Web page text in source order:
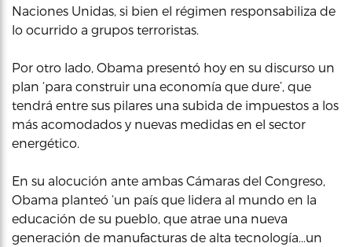
Naciones Unidas, si bien el régimen responsabiliza de
lo ocurrido a grupos terroristas.
Por otro lado, Obama presentó hoy en su discurso un
plan ‘para construir una economía que dure’, que
tendrá entre sus pilares una subida de impuestos a los
más acomodados y nuevas medidas en el sector
energético.
En su alocución ante ambas Cámaras del Congreso,
Obama planteó ‘un país que lidera al mundo en la
educación de su pueblo, que atrae una nueva
generación de manufacturas de alta tecnología…un